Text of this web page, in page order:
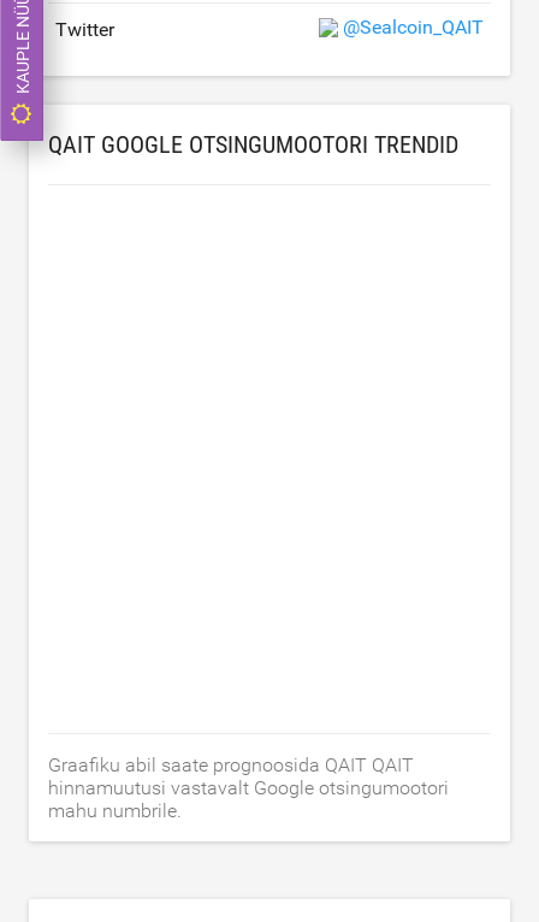
Twitter @Sealcoin_QAIT
QAIT GOOGLE OTSINGUMOOTORI TRENDID
Graafiku abil saate prognoosida QAIT QAIT
hinnamuutusi vastavalt Google otsingumootori
mahu numbrile.
KAUPLE NÜÜD